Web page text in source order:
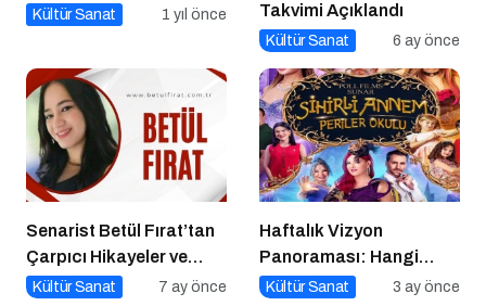
Kültür Sanat 1 yıl önce
Takvimi Açıklandı
Kültür Sanat 6 ay önce
Senarist Betül Fırat’tan
Çarpıcı Hikayeler ve
Şarkılar
Kültür Sanat 7 ay önce
Haftalık Vizyon
Panoraması: Hangi
Filmi İzlemeli?
Kültür Sanat 3 ay önce